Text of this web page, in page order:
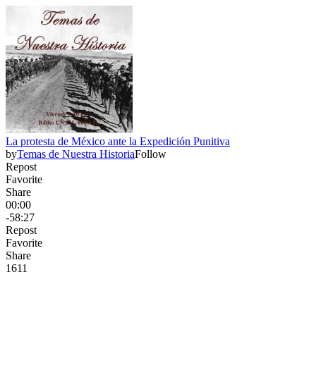
La protesta de México ante la Expedición Punitiva
byTemas de Nuestra HistoriaFollow
Repost
Favorite
Share
00:00
-58:27
Repost
Favorite
Share
1611